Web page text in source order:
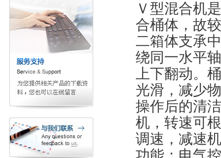
Ｖ型混合机
合桶体，故
二箱体支承
绕同一水平
上下翻动。
光滑，减少
操作后的清
机，转速可
调速，减速